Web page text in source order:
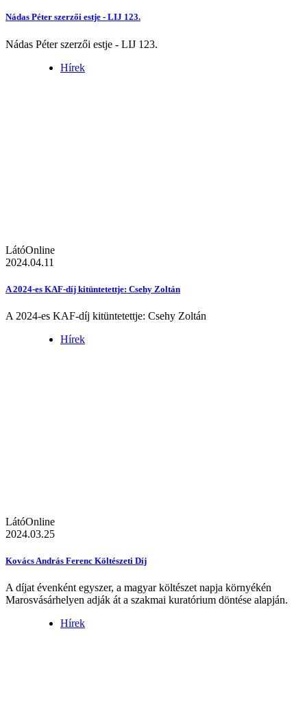
Nádas Péter szerzői estje - LIJ 123.
Nádas Péter szerzői estje - LIJ 123.
Hírek
LátóOnline
2024.04.11
A 2024-es KAF-díj kitüntetettje: Csehy Zoltán
A 2024-es KAF-díj kitüntetettje: Csehy Zoltán
Hírek
LátóOnline
2024.03.25
Kovács András Ferenc Költészeti Díj
A díjat évenként egyszer, a magyar költészet napja környékén
Marosvásárhelyen adják át a szakmai kuratórium döntése alapján.
Hírek